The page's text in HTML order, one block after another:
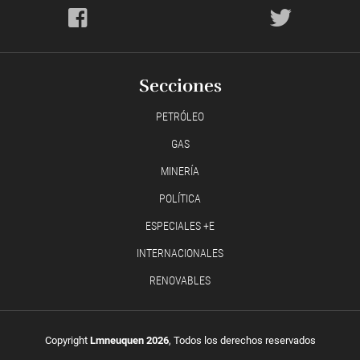
Secciones
PETRÓLEO
GAS
MINERÍA
POLÍTICA
ESPECIALES +E
INTERNACIONALES
RENOVABLES
Copyright Lmneuquen 2026, Todos los derechos reservados